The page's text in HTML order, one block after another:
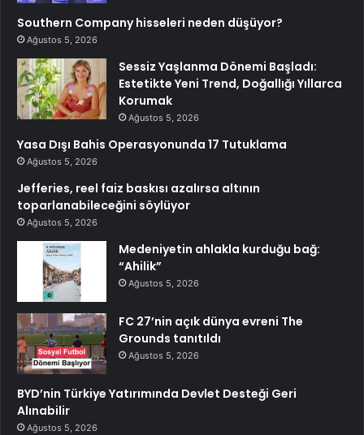
Southern Company hisseleri neden düşüyor?
Ağustos 5, 2026
Sessiz Yaşlanma Dönemi Başladı:
Estetikte Yeni Trend, Doğallığı Yıllarca
Korumak
Ağustos 5, 2026
Yasa Dışı Bahis Operasyonunda 17 Tutuklama
Ağustos 5, 2026
Jefferies, reel faiz baskısı azalırsa altının
toparlanabileceğini söylüyor
Ağustos 5, 2026
Medeniyetin ahlakla kurduğu bağ:
“Ahilik”
Ağustos 5, 2026
FC 27’nin açık dünya evreni The
Grounds tanıtıldı
Ağustos 5, 2026
BYD’nin Türkiye Yatırımında Devlet Desteği Geri
Alınabilir
Ağustos 5, 2026